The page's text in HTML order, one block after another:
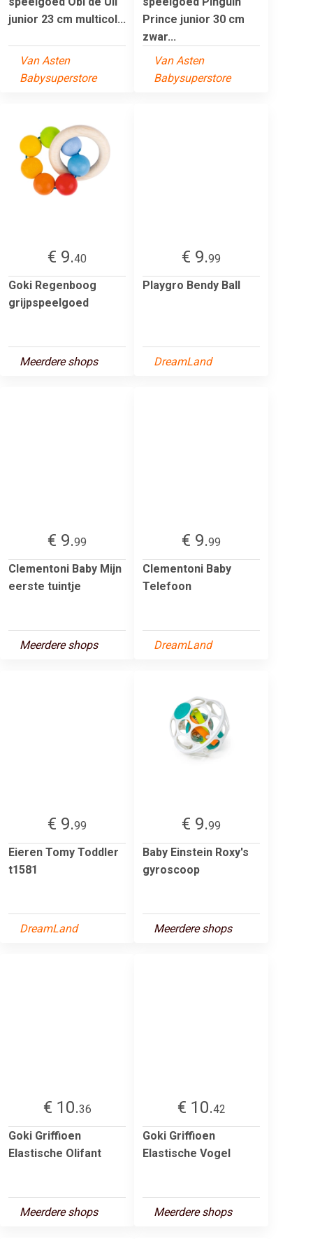
junior 23 cm multicol...
Van Asten
Babysuperstore
Prince junior 30 cm
zwar...
Van Asten
Babysuperstore
€ 9.40
Goki Regenboog
grijpspeelgoed
Meerdere shops
€ 9.99
Playgro Bendy Ball
DreamLand
€ 9.99
Clementoni Baby Mijn
eerste tuintje
Meerdere shops
€ 9.99
Clementoni Baby
Telefoon
DreamLand
€ 9.99
Eieren Tomy Toddler
t1581
DreamLand
€ 9.99
Baby Einstein Roxy's
gyroscoop
Meerdere shops
€ 10.36
Goki Griffioen
Elastische Olifant
Meerdere shops
€ 10.42
Goki Griffioen
Elastische Vogel
Meerdere shops